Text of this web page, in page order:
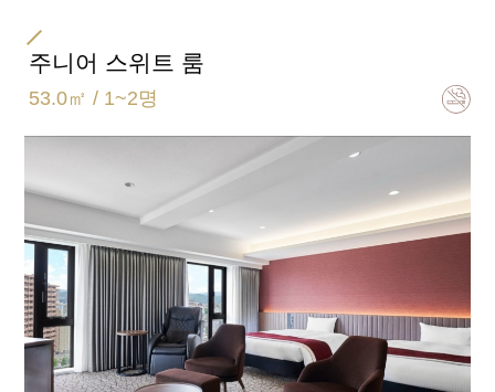
트윈
（3베드 대응 가능 88cm×200cm 1대）
욕실 유형
세퍼레이트 (욕실, 화장실 별도)
일반적인 객실 설비 · 용품
주니어 스위트 룸
53.0㎡ / 1~2명